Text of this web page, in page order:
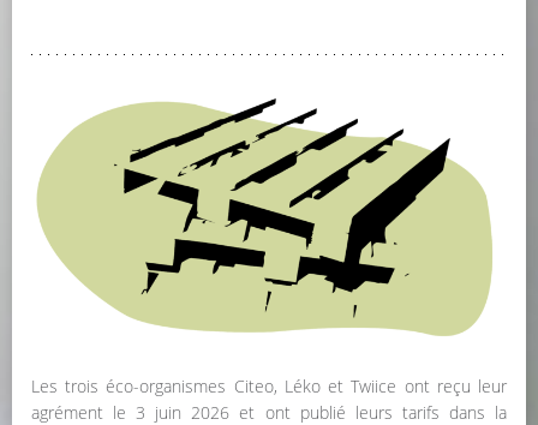
Les trois éco-organismes Citeo, Léko et Twiice ont reçu leur
agrément le 3 juin 2026 et ont publié leurs tarifs dans la